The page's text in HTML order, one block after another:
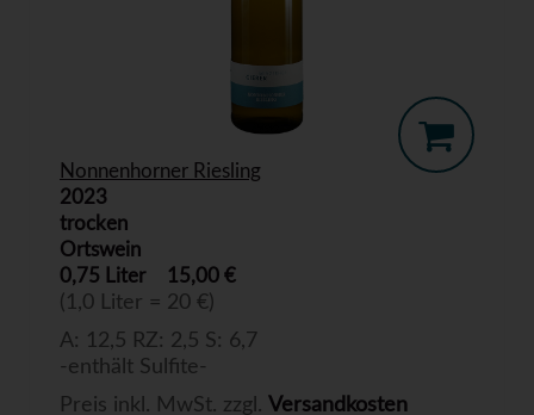
Nonnenhorner Riesling
2023
trocken
Ortswein
0,75 Liter
15,00 €
(1,0 Liter = 20 €)
A: 12,5 RZ: 2,5 S: 6,7
-enthält Sulfite-
Preis inkl. MwSt. zzgl. Versandkosten